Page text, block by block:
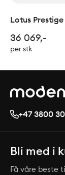
Lotus Prestige
36 069,-
per stk
+47 3800
Bli med i
Få våre beste